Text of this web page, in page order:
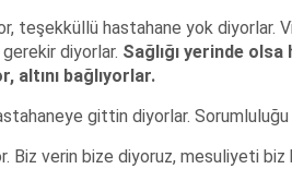
teşekküllü hastahane yok diyorlar.
diyorlar. Sağlığı yerinde
altını bağlıyorlar.
gittin diyorlar. Sorumluluğu
Biz verin bize diyoruz, mesuliyeti